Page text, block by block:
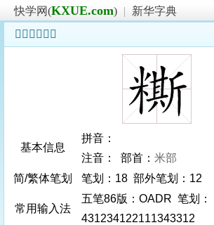
快学网(KXUE.com) |
新华字典
𥼤字基本信息
基本信息
拼音：
注音： 部首： 米部
简/繁体笔划
笔划：18 部外笔划：12
常用输入法
五笔86版：OADR 笔划：
431234122111343312